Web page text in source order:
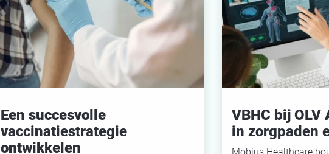
Een succesvolle
vaccinatiestrategie
ontwikkelen
VBHC bij
in zorgpaden